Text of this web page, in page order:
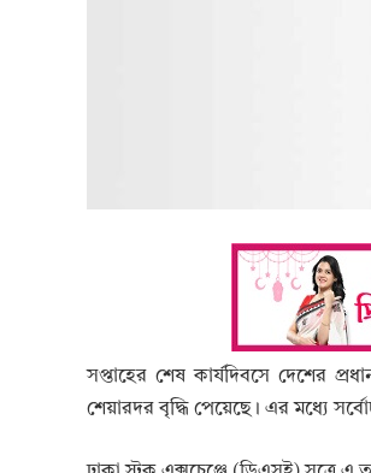
সপ্তাহের শেষ কার্যদিবসে দেশের
শেয়ারদর বৃদ্ধি পেয়েছে। এর মধ্যে